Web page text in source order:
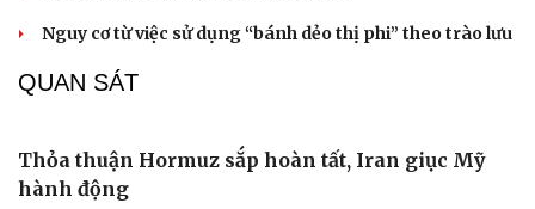
Nguy cơ từ việc sử dụng “bánh dẻo thị phi” theo trào lưu
QUAN SÁT